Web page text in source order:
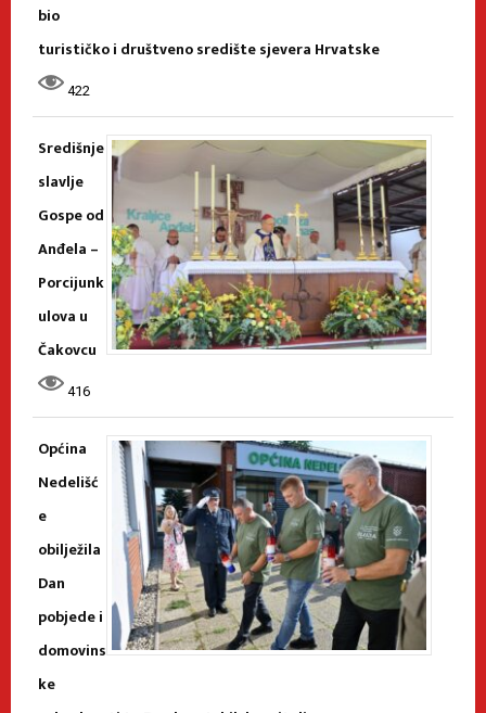
bio
turističko i društveno središte sjevera Hrvatske
422
Središnje
slavlje
Gospe od
Anđela –
Porcijunk
ulova u
Čakovcu
416
Općina
Nedelišć
e
obilježila
Dan
pobjede i
domovins
ke